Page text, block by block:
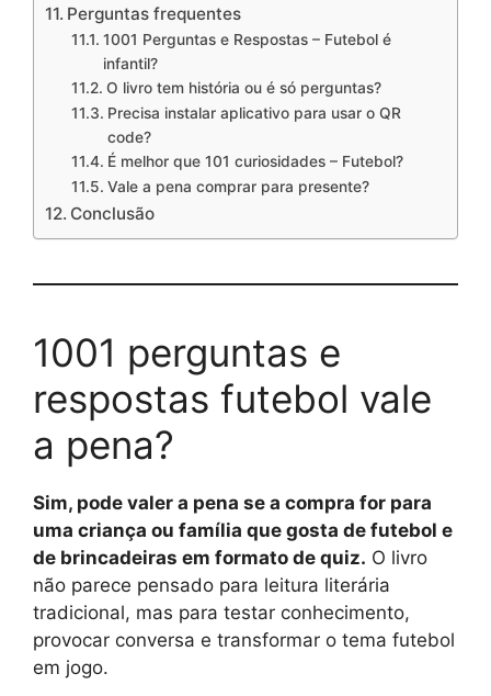
Perguntas frequentes
1001 Perguntas e Respostas – Futebol é
infantil?
O livro tem história ou é só perguntas?
Precisa instalar aplicativo para usar o QR
code?
É melhor que 101 curiosidades – Futebol?
Vale a pena comprar para presente?
Conclusão
1001 perguntas e
respostas futebol vale
a pena?
Sim, pode valer a pena se a compra for para
uma criança ou família que gosta de futebol e
de brincadeiras em formato de quiz. O livro
não parece pensado para leitura literária
tradicional, mas para testar conhecimento,
provocar conversa e transformar o tema futebol
em jogo.